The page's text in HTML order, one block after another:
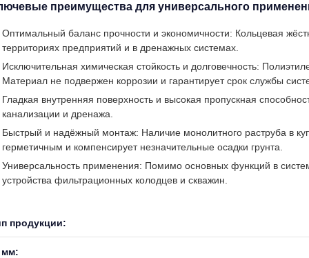
преимущества для универсального
Оптимальный баланс прочности и экономичности: Кольцевая
территориях предприятий и в дренажных системах.
Исключительная химическая стойкость и долговечность:
Материал не подвержен коррозии и гарантирует срок службы
Гладкая внутренняя поверхность и высокая пропускная
канализации и дренажа.
Быстрый и надёжный монтаж: Наличие монолитного раструба в
герметичным и компенсирует незначительные осадки грунта.
Универсальность применения: Помимо основных функций в
устройства фильтрационных колодцев и скважин.
продукции:
мм: